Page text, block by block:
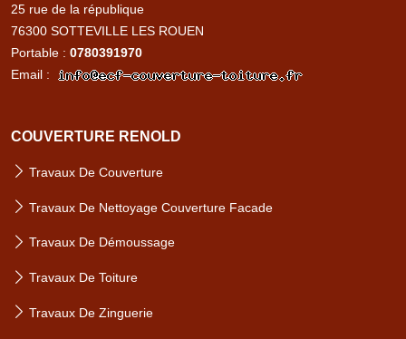
25 rue de la république
76300 SOTTEVILLE LES ROUEN
Portable : 0780391970
Email :
COUVERTURE RENOLD
Travaux De Couverture
Travaux De Nettoyage Couverture Facade
Travaux De Démoussage
Travaux De Toiture
Travaux De Zinguerie